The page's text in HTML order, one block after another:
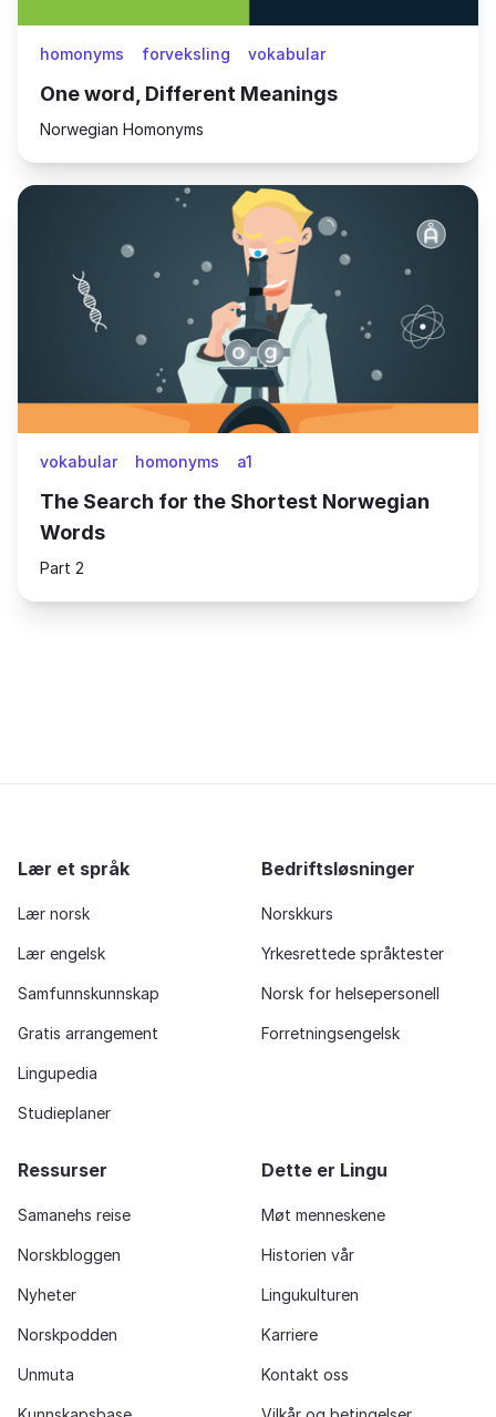
homonyms forveksling vokabular
One word, Different Meanings
Norwegian Homonyms
vokabular homonyms a1
The Search for the Shortest Norwegian
Words
Part 2
Lær et språk
Lær norsk
Lær engelsk
Samfunnskunnskap
Gratis arrangement
Lingupedia
Studieplaner
Bedriftsløsninger
Norskkurs
Yrkesrettede språktester
Norsk for helsepersonell
Forretningsengelsk
Ressurser
Samanehs reise
Norskbloggen
Nyheter
Norskpodden
Unmuta
Dette er Lingu
Møt menneskene
Historien vår
Lingukulturen
Karriere
Kontakt oss